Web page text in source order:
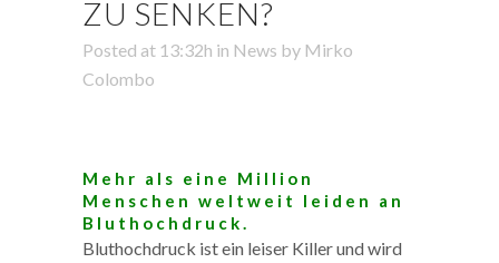
ZU SENKEN?
Posted at 13:32h in News by Mirko
Colombo
Mehr als eine Million
Menschen weltweit leiden an
Bluthochdruck.
Bluthochdruck ist ein leiser Killer und wird